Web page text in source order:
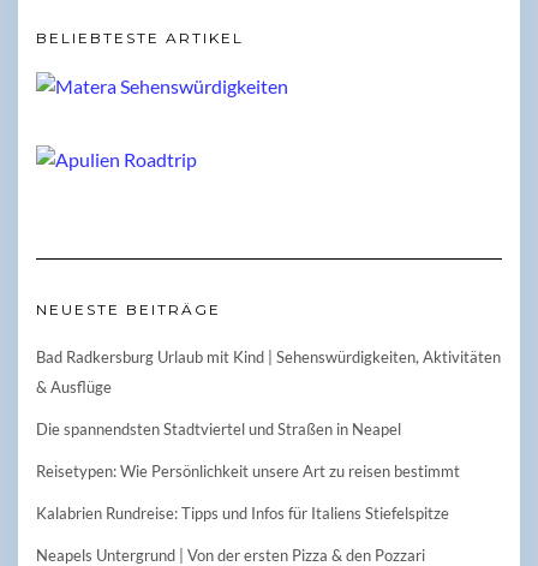
BELIEBTESTE ARTIKEL
NEUESTE BEITRÄGE
Bad Radkersburg Urlaub mit Kind | Sehenswürdigkeiten, Aktivitäten
& Ausflüge
Die spannendsten Stadtviertel und Straßen in Neapel
Reisetypen: Wie Persönlichkeit unsere Art zu reisen bestimmt
Kalabrien Rundreise: Tipps und Infos für Italiens Stiefelspitze
Neapels Untergrund | Von der ersten Pizza & den Pozzari